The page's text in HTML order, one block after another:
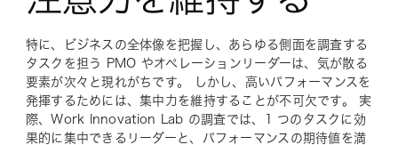
特に、ビジネスの全体像を把握し、あらゆる側面を調査する
タスクを担う PMO やオペレーションリーダーは、気が散る
要素が次々と現れがちです。 しかし、高いパフォーマンスを
発揮するためには、集中力を維持することが不可欠です。 実
際、Work Innovation Lab の調査では、1 つのタスクに効
果的に集中できるリーダーと、パフォーマンスの期待値を満